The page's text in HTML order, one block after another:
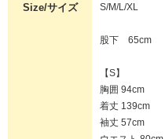
Size/サイズ S/M/L/XL
股下 65cm
【S】
胸囲 94cm
着丈 139cm
袖丈 57cm